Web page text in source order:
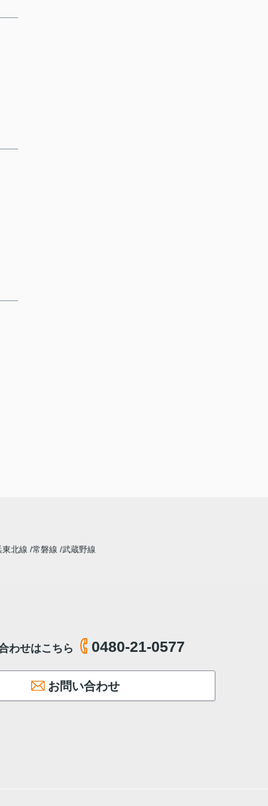
東北線 常磐線 武蔵野線
わせはこちら 0480-21-0577
お問い合わせ